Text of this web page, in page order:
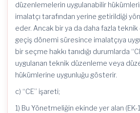
düzenlemelerin uygulanabilir
imalatçı tarafından yerine getirildiği
eder. Ancak bir ya da daha fazla
geçiş dönemi süresince imalatçıya
bir seçme hakkı tanıdığı durumlarda
uygulanan teknik düzenleme veya
hükümlerine uygunluğu gösterir.
c) “CE” işareti;
1) Bu Yönetmeliğin ekinde yer alan (EK-